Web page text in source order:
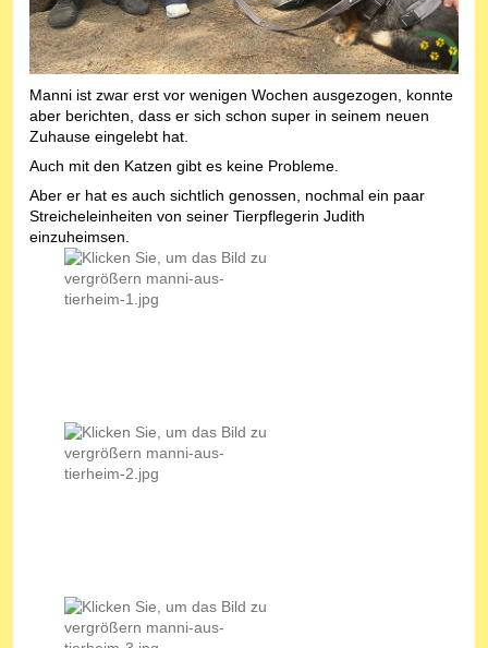
Manni ist zwar erst vor wenigen Wochen ausgezogen, konnte
aber berichten, dass er sich schon super in seinem neuen
Zuhause eingelebt hat.
Auch mit den Katzen gibt es keine Probleme.
Aber er hat es auch sichtlich genossen, nochmal ein paar
Streicheleinheiten von seiner Tierpflegerin Judith
einzuheimsen.